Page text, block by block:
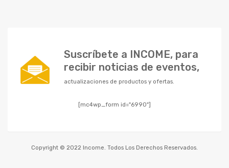
Suscríbete a INCOME, para
recibir noticias de eventos,
actualizaciones de productos y ofertas.
[mc4wp_form id="6990"]
Copyright © 2022 Income. Todos Los Derechos Reservados.